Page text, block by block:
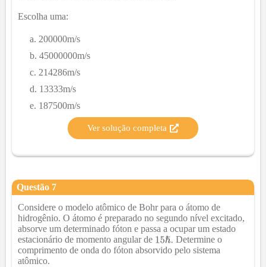
Escolha uma:
200000m/s
45000000m/s
214286m/s
13333m/s
187500m/s
Ver solução completa
Questão 7
Considere o modelo atômico de Bohr para o átomo de
hidrogênio. O átomo é preparado no segundo nível excitado,
absorve um determinado fóton e passa a ocupar um estado
estacionário de momento angular de
Determine o
comprimento de onda do fóton absorvido pelo sistema
atômico.